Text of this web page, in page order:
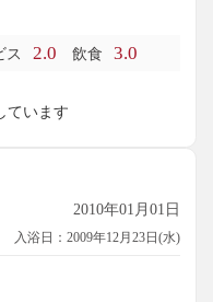
ス 2.0 飲食 3.0
ています
2010年01月01日
入浴日：2009年12月23日(水)